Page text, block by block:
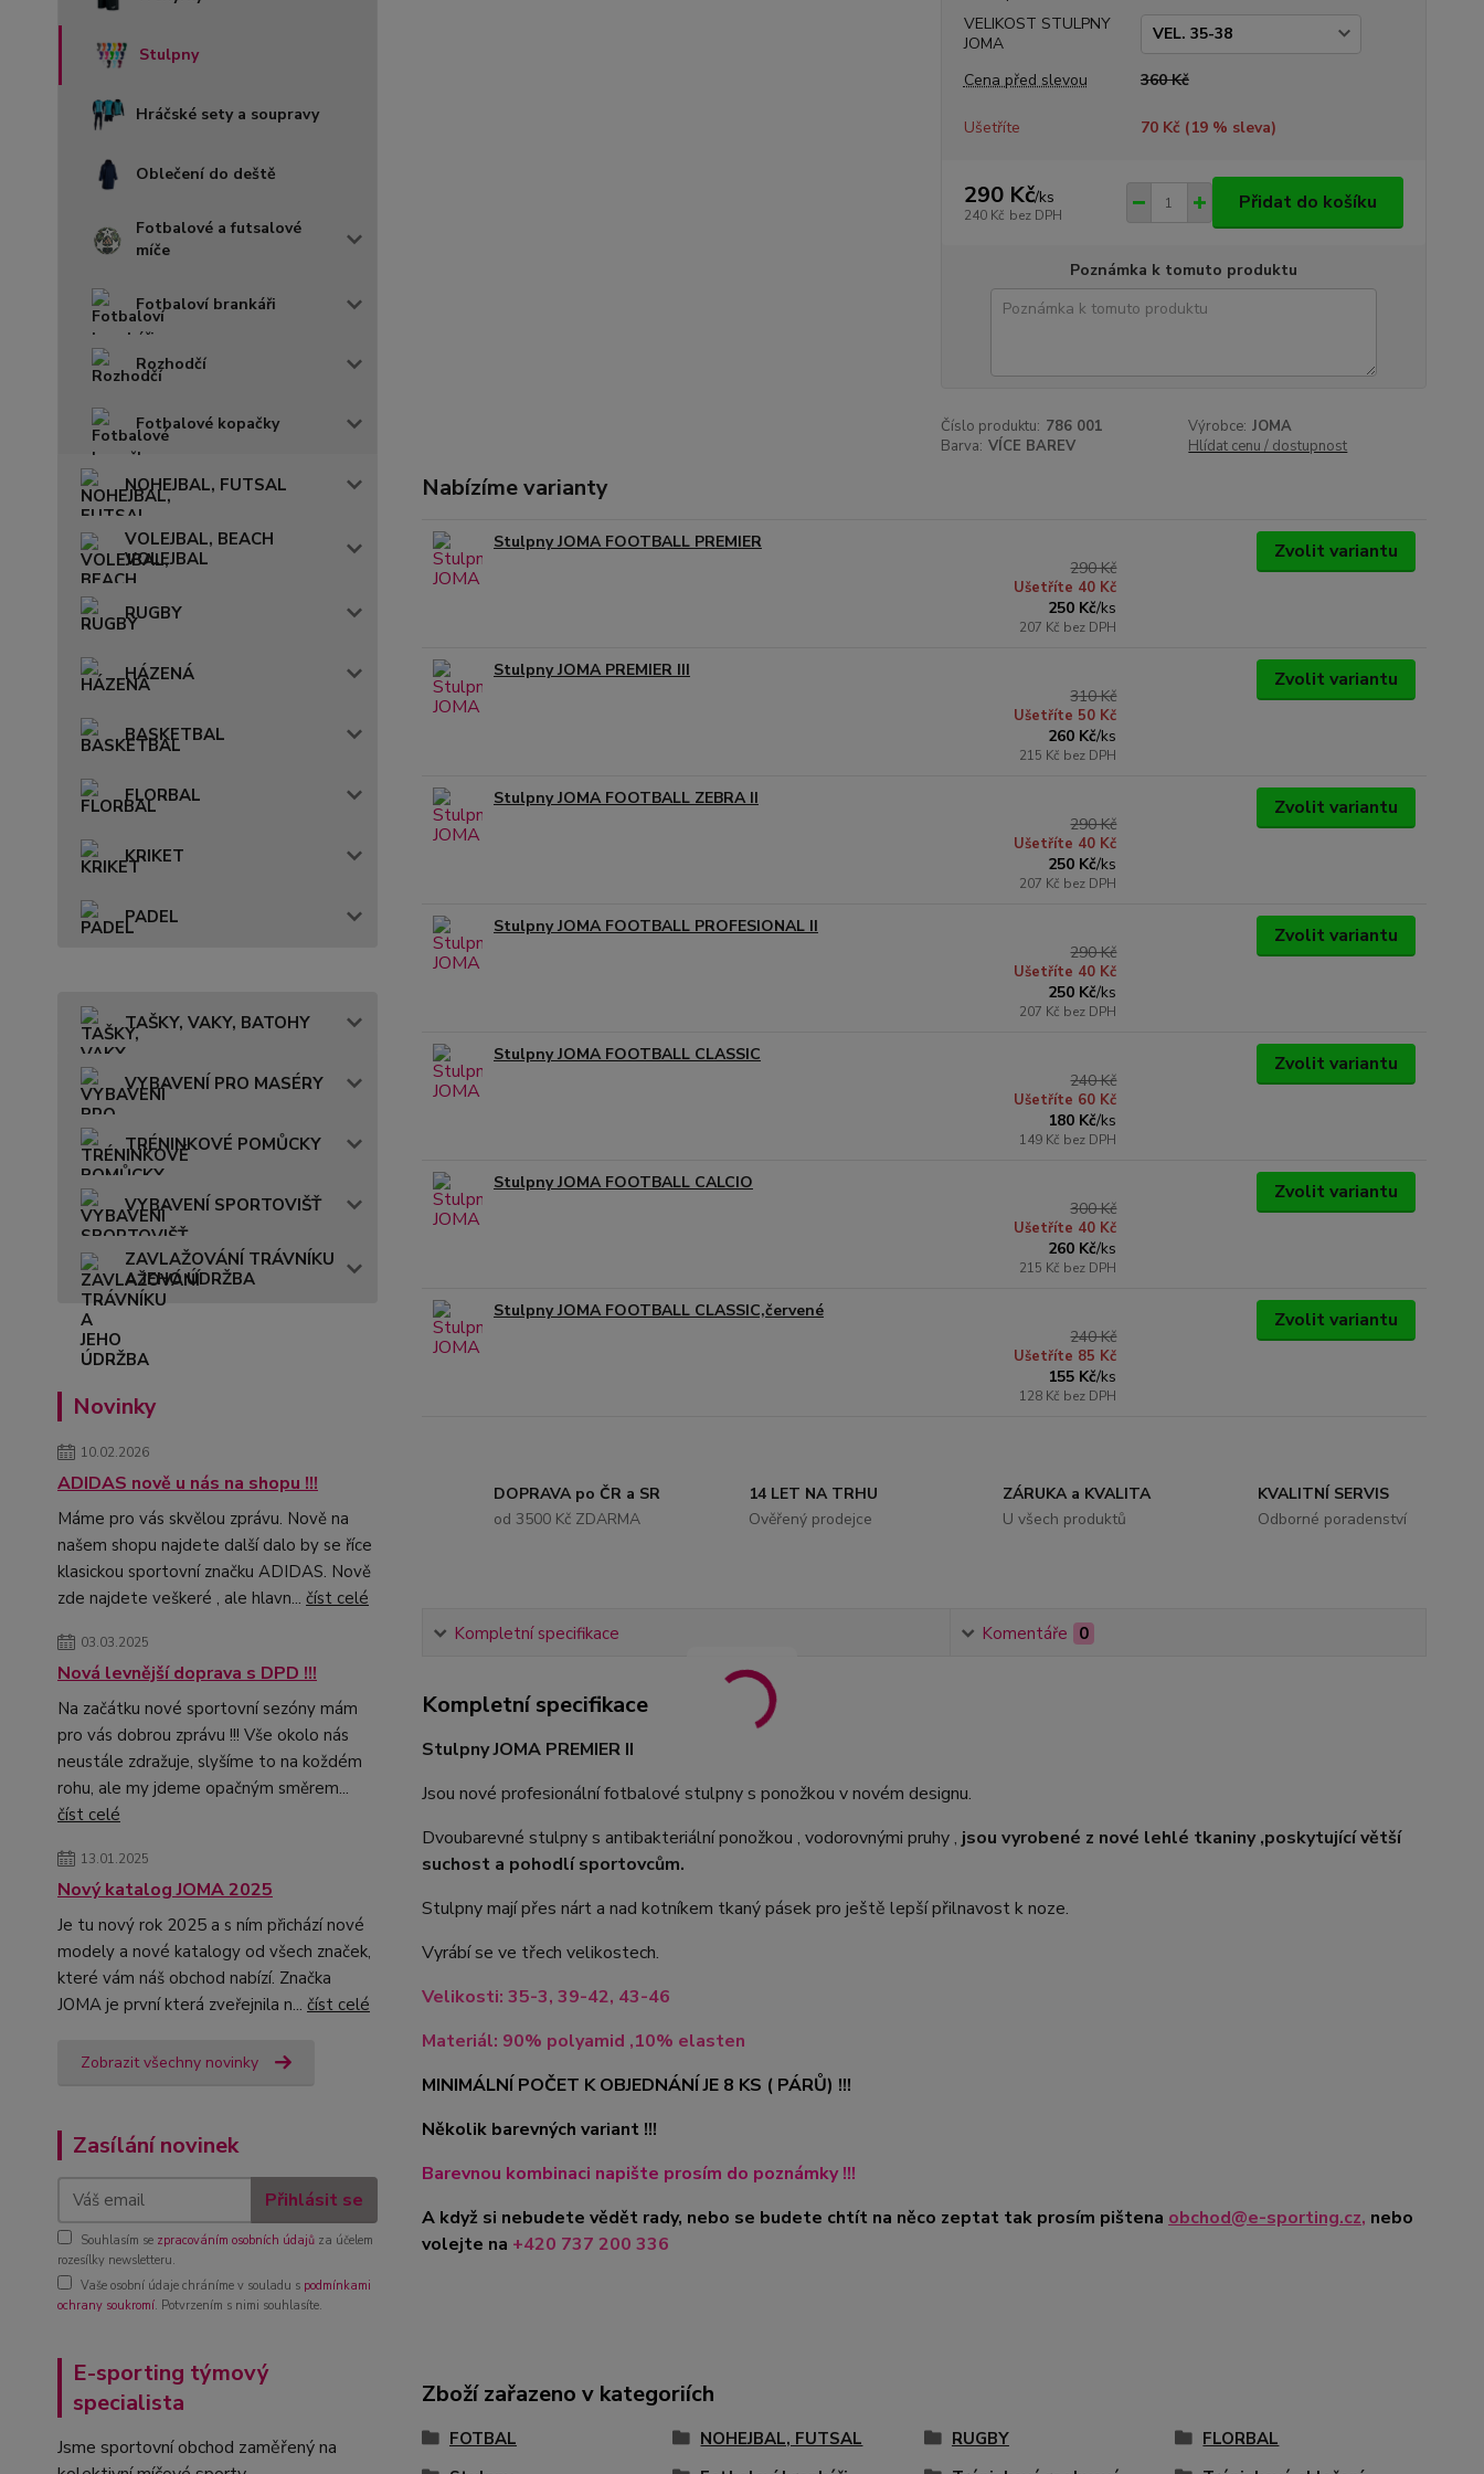
Stulpny
Hráčské sety a soupravy
Oblečení do deště
Fotbalové a futsalové
míče
Fotbaloví brankáři
Rozhodčí
Fotbalové kopačky
NOHEJBAL, FUTSAL
VOLEJBAL, BEACH
VOLEJBAL
RUGBY
HÁZENÁ
BASKETBAL
FLORBAL
KRIKET
PADEL
TAŠKY, VAKY, BATOHY
VYBAVENÍ PRO MASÉRY
TRÉNINKOVÉ POMŮCKY
VYBAVENÍ SPORTOVIŠŤ
ZAVLAŽOVÁNÍ TRÁVNÍKU
A JEHO ÚDRŽBA
Novinky
10.02.2026
ADIDAS nově u nás na shopu !!!
Máme pro vás skvělou zprávu. Nově na
našem shopu najdete další dalo by se říce
klasickou sportovní značku ADIDAS. Nově
zde najdete veškeré , ale hlavn... číst celé
03.03.2025
Nová levnější doprava s DPD !!!
Na začátku nové sportovní sezóny mám
pro vás dobrou zprávu !!! Vše okolo nás
neustále zdražuje, slyšíme to na koždém
rohu, ale my jdeme opačným směrem...
číst celé
13.01.2025
Nový katalog JOMA 2025
Je tu nový rok 2025 a s ním přichází nové
modely a nové katalogy od všech značek,
které vám náš obchod nabízí. Značka
JOMA je první která zveřejnila n... číst celé
Zobrazit všechny novinky
Zasílání novinek
Přihlásit se
Souhlasím se zpracováním osobních údajů za účelem
rozesílky newsletteru.
Vaše osobní údaje chráníme v souladu s podmínkami
ochrany soukromí. Potvrzením s nimi souhlasíte.
E-sporting týmový
specialista
Jsme sportovní obchod zaměřený na
VELIKOST STULPNY
JOMA
Cena před slevou
360 Kč
Ušetříte 70 Kč (19% sleva)
290 Kč/ks
240 Kč bez DPH
Přidat do košíku
Poznámka k tomuto produktu
Číslo produktu: 786 001 Výrobce: JOMA
Barva: VÍCE BAREV Hlídat cenu / dostupnost
Nabízíme varianty
Stulpny JOMA FOOTBALL PREMIER
290 Kč
Ušetříte 40 Kč
250 Kč/ks
207 Kč bez DPH
Zvolit variantu
Stulpny JOMA PREMIER III
310 Kč
Ušetříte 50 Kč
260 Kč/ks
215 Kč bez DPH
Zvolit variantu
Stulpny JOMA FOOTBALL ZEBRA II
290 Kč
Ušetříte 40 Kč
250 Kč/ks
207 Kč bez DPH
Zvolit variantu
Stulpny JOMA FOOTBALL PROFESIONAL II
290 Kč
Ušetříte 40 Kč
250 Kč/ks
207 Kč bez DPH
Zvolit variantu
Stulpny JOMA FOOTBALL CLASSIC
240 Kč
Ušetříte 60 Kč
180 Kč/ks
149 Kč bez DPH
Zvolit variantu
Stulpny JOMA FOOTBALL CALCIO
300 Kč
Ušetříte 40 Kč
260 Kč/ks
215 Kč bez DPH
Zvolit variantu
Stulpny JOMA FOOTBALL CLASSIC,červené
240 Kč
Ušetříte 85 Kč
155 Kč/ks
128 Kč bez DPH
Zvolit variantu
DOPRAVA po ČR a SR
od 3500 Kč ZDARMA
14 LET NA TRHU
Ověřený prodejce
ZÁRUKA a KVALITA
U všech produktů
KVALITNÍ SERVIS
Odborné poradenství
Kompletní specifikace Komentáře 0
Kompletní specifikace
Stulpny JOMA PREMIER II
Jsou nové profesionální fotbalové stulpny s ponožkou v novém designu.
Dvoubarevné stulpny s antibakteriální ponožkou , vodorovnými pruhy , jsou vyrobené z nové lehlé tkaniny ,poskytující větší
suchost a pohodlí sportovcům.
Stulpny mají přes nárt a nad kotníkem tkaný pásek pro ještě lepší přilnavost k noze.
Vyrábí se ve třech velikostech.
Velikosti: 35-3, 39-42, 43-46
Materiál: 90% polyamid ,10% elasten
MINIMÁLNÍ POČET K OBJEDNÁNÍ JE 8 KS ( PÁRŮ) !!!
Několik barevných variant !!!
Barevnou kombinaci napište prosím do poznámky !!!
A když si nebudete vědět rady, nebo se budete chtít na něco zeptat tak prosím pištena obchod@e-sporting.cz, nebo
volejte na +420 737 200 336
Zboží zařazeno v kategoriích
FOTBAL NOHEJBAL, FUTSAL RUGBY
FLORBAL